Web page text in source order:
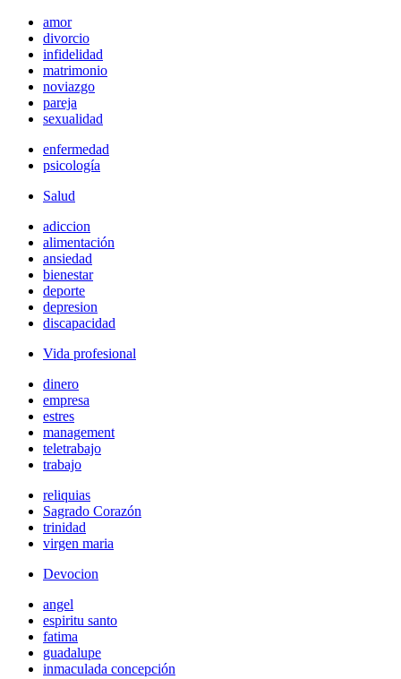
amor
divorcio
infidelidad
matrimonio
noviazgo
pareja
sexualidad
enfermedad
psicología
Salud
adiccion
alimentación
ansiedad
bienestar
deporte
depresion
discapacidad
Vida profesional
dinero
empresa
estres
management
teletrabajo
trabajo
reliquias
Sagrado Corazón
trinidad
virgen maria
Devocion
angel
espiritu santo
fatima
guadalupe
inmaculada concepción